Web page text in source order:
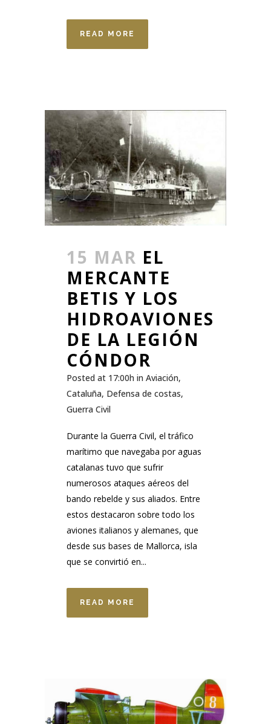
READ MORE
15 MAR EL
MERCANTE
BETIS Y LOS
HIDROAVIONES
DE LA LEGIÓN
CÓNDOR
Posted at 17:00h in Aviación,
Cataluña, Defensa de costas,
Guerra Civil
Durante la Guerra Civil, el tráfico
marítimo que navegaba por aguas
catalanas tuvo que sufrir
numerosos ataques aéreos del
bando rebelde y sus aliados. Entre
estos destacaron sobre todo los
aviones italianos y alemanes, que
desde sus bases de Mallorca, isla
que se convirtió en...
READ MORE